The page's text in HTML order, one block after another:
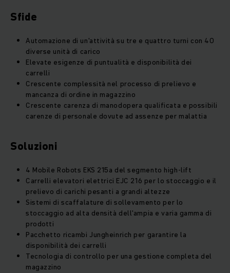
Sfide
Automazione di un'attività su tre e quattro turni con 40
diverse unità di carico
Elevate esigenze di puntualità e disponibilità dei
carrelli
Crescente complessità nel processo di prelievo e
mancanza di ordine in magazzino
Crescente carenza di manodopera qualificata e possibili
carenze di personale dovute ad assenze per malattia
Soluzioni
4 Mobile Robots EKS 215a del segmento high-lift
Carrelli elevatori elettrici EJC 216 per lo stoccaggio e il
prelievo di carichi pesanti a grandi altezze
Sistemi di scaffalature di sollevamento per lo
stoccaggio ad alta densità dell'ampia e varia gamma di
prodotti
Pacchetto ricambi Jungheinrich per garantire la
disponibilità dei carrelli
Tecnologia di controllo per una gestione completa del
magazzino